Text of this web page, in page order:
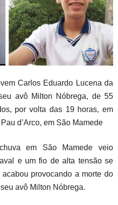
Carlos Eduardo Lucena da
avô Milton Nóbrega, de 55
por volta das 19 horas, em
d’Arco, em São Mamede
em São Mamede veio
e um fio de alta tensão se
provocando a morte do
avô Milton Nóbrega.